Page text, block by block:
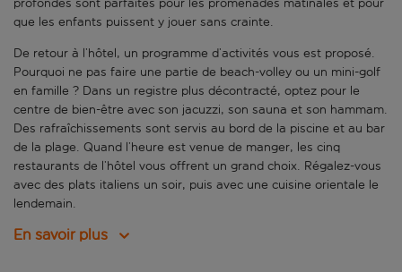
profondes sont parfaites pour les promenades matinales et pour
que les enfants puissent y jouer sans crainte.
De retour à l’hôtel, un programme d’activités vous est proposé.
Pourquoi ne pas faire une partie de beach-volley ou un mini-golf
en famille ? Dans un registre plus décontracté, optez pour le
centre de bien-être avec son jacuzzi, son sauna et son hammam.
Des rafraîchissements sont servis au bord de la piscine et au bar
de la plage. Quand l’heure est venue de manger, les cinq
restaurants de l’hôtel vous offrent un grand choix. Régalez-vous
avec des plats italiens un soir, puis avec une cuisine orientale le
lendemain.
En savoir plus